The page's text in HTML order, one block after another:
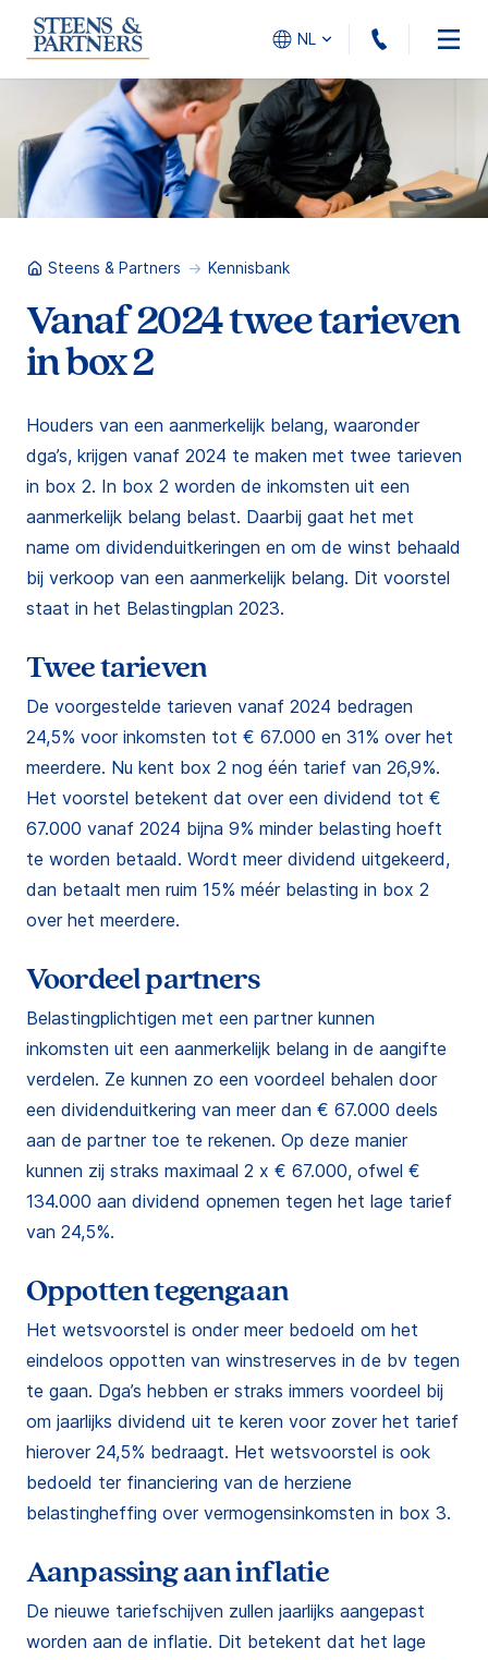
NL 010 -
Steens & Partners Kennisbank
Vanaf 2024 twee tarieven
in box 2
Houders van een aanmerkelijk belang, waaronder
dga’s, krijgen vanaf 2024 te maken met twee tarieven
in box 2. In box 2 worden de inkomsten uit een
aanmerkelijk belang belast. Daarbij gaat het met
name om dividenduitkeringen en om de winst behaald
bij verkoop van een aanmerkelijk belang. Dit voorstel
staat in het Belastingplan 2023.
Twee tarieven
De voorgestelde tarieven vanaf 2024 bedragen
24,5% voor inkomsten tot € 67.000 en 31% over het
meerdere. Nu kent box 2 nog één tarief van 26,9%.
Het voorstel betekent dat over een dividend tot €
67.000 vanaf 2024 bijna 9% minder belasting hoeft
te worden betaald. Wordt meer dividend uitgekeerd,
dan betaalt men ruim 15% méér belasting in box 2
over het meerdere.
Voordeel partners
Belastingplichtigen met een partner kunnen
inkomsten uit een aanmerkelijk belang in de aangifte
verdelen. Ze kunnen zo een voordeel behalen door
een dividenduitkering van meer dan € 67.000 deels
aan de partner toe te rekenen. Op deze manier
kunnen zij straks maximaal 2 x € 67.000, ofwel €
134.000 aan dividend opnemen tegen het lage tarief
van 24,5%.
Oppotten tegengaan
Het wetsvoorstel is onder meer bedoeld om het
eindeloos oppotten van winstreserves in de bv tegen
te gaan. Dga’s hebben er straks immers voordeel bij
om jaarlijks dividend uit te keren voor zover het tarief
hierover 24,5% bedraagt. Het wetsvoorstel is ook
bedoeld ter financiering van de herziene
belastingheffing over vermogensinkomsten in box 3.
Aanpassing aan inflatie
De nieuwe tariefschijven zullen jaarlijks aangepast
worden aan de inflatie. Dit betekent dat het lage